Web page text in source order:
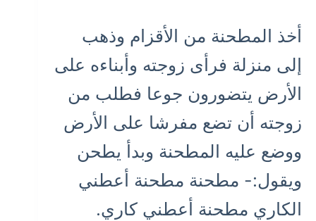
أخذ المطحنة من الأقزام وذهب
إلى منزلة فرأى زوجته وأبناءه على
الأرض يتضورون جوعا فطلب من
زوجته أن تضع مفرشا على الأرض
ووضع عليه المطحنة وبدأ يطحن
ويقول:- مطحنة مطحنة أعطني
الكاري مطحنة أعطني كاري.